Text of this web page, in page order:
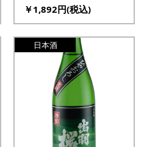
￥1,892円(税込)
日本酒